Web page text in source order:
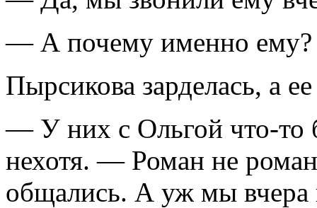
— А почему именно ему?
Пырсикова зарделась, а
— У них с Ольгой что-то
нехотя. — Роман не
общались. А уж мы вчера